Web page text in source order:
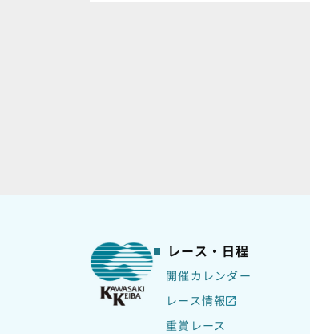
レース・日程
開催カレンダー
レース情報
重賞レース